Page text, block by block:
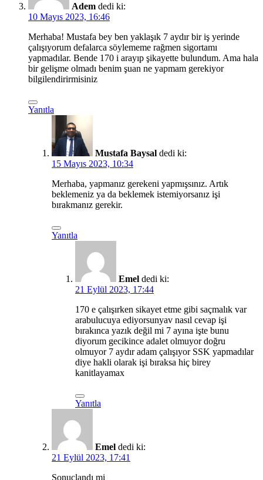
Adem dedi ki:
10 Mayıs 2023, 16:46
Merhaba! Mustafa bey ben yaklaşık 7 aydır bir iş yerinde
çalışıyorum defalarca söylememe rağmen sigortamı
yapmadılar. Bende 170 i arayıp şikayette bulundum. Ama hala
bir gelişme olmadı benim şuan ne yapmam gerekiyor
bilgilendirirmisiniz
Yanıtla
Mustafa Baysal dedi ki:
15 Mayıs 2023, 10:34
Merhaba, yapmanız gerekeni yapmışsınız. Artık
beklemeniz ya da beklemek istemiyorsanız işi
bırakmanız gerekir.
Yanıtla
Emel dedi ki:
21 Eylül 2023, 17:44
170 e çalışırken sikayet etme gibi saçmalık var
arabulucuya ediyorsunyav nasıl cevap işi
bırakınca yazık değil mi 7 ayına işte bunu
diyorum gecikince adalet olmuyor doğru
olmuyor 7 aydır adam çalışıyor SSK yapmadılar
diye hakli olarak işi bıraksa hiç birey
kanitlayamax
Yanıtla
Emel dedi ki:
21 Eylül 2023, 17:41
Sonuçlandı mi